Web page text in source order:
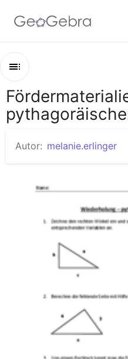
Google Classroom
GeoGebra Classroom
Kapitel
Fördermaterialien zum
Autor: melanie.erlinger